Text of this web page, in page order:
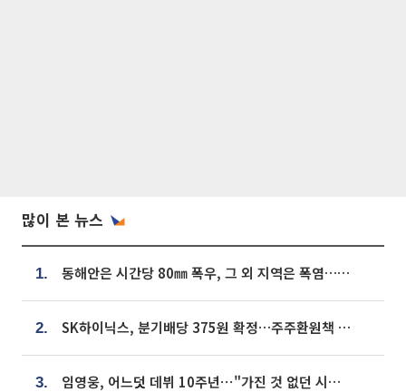
많이 본 뉴스
1. 동해안은 시간당 80㎜ 폭우, 그 외 지역은 폭염…‘극과 극 날씨’
2. SK하이닉스, 분기배당 375원 확정…주주환원책 9월로 앞당겨 발표
3. 임영웅, 어느덧 데뷔 10주년⋯"가진 것 없던 시절, 내 앞엔 20명의 팬뿐"